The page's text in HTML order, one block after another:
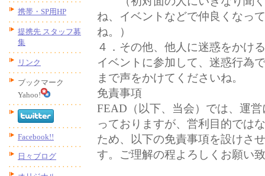
携帯・SP用HP
提携先 スタッフ募
集
リンク
ブックマーク
Yahoo!
Facebook!!
日々ブログ
ね、イベントなどで仲良くなっ
ね。）
４．その他、他人に迷惑をかけ
イベントに参加して、迷惑行為
まで声をかけてくださいね。
免責事項
FEAD（以下、当会）では、運
っておりますが、営利目的では
ため、以下の免責事項を設けさ
す。ご理解の程よろしくお願い